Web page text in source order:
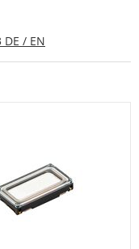
/ EN